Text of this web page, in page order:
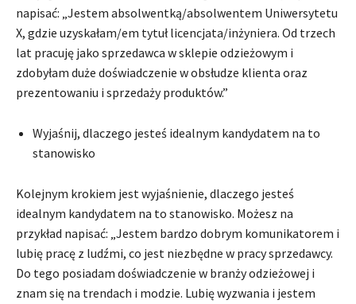
napisać: „Jestem absolwentką/absolwentem Uniwersytetu
X, gdzie uzyskałam/em tytuł licencjata/inżyniera. Od trzech
lat pracuję jako sprzedawca w sklepie odzieżowym i
zdobyłam duże doświadczenie w obsłudze klienta oraz
prezentowaniu i sprzedaży produktów.”
Wyjaśnij, dlaczego jesteś idealnym kandydatem na to
stanowisko
Kolejnym krokiem jest wyjaśnienie, dlaczego jesteś
idealnym kandydatem na to stanowisko. Możesz na
przykład napisać: „Jestem bardzo dobrym komunikatorem i
lubię pracę z ludźmi, co jest niezbędne w pracy sprzedawcy.
Do tego posiadam doświadczenie w branży odzieżowej i
znam się na trendach i modzie. Lubię wyzwania i jestem